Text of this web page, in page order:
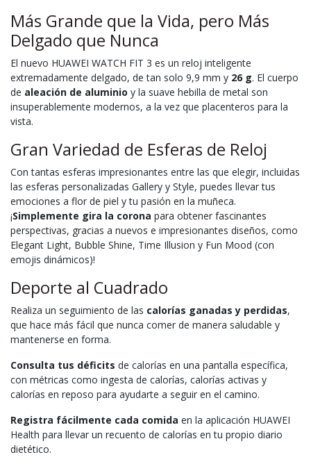
Más Grande que la Vida, pero Más
Delgado que Nunca
El nuevo HUAWEI WATCH FIT 3 es un reloj inteligente
extremadamente delgado, de tan solo 9,9 mm y 26 g. El cuerpo
de aleación de aluminio y la suave hebilla de metal son
insuperablemente modernos, a la vez que placenteros para la
vista.
Gran Variedad de Esferas de Reloj
Con tantas esferas impresionantes entre las que elegir, incluidas
las esferas personalizadas Gallery y Style, puedes llevar tus
emociones a flor de piel y tu pasión en la muñeca.
¡Simplemente gira la corona para obtener fascinantes
perspectivas, gracias a nuevos e impresionantes diseños, como
Elegant Light, Bubble Shine, Time Illusion y Fun Mood (con
emojis dinámicos)!
Deporte al Cuadrado
Realiza un seguimiento de las calorías ganadas y perdidas,
que hace más fácil que nunca comer de manera saludable y
mantenerse en forma.
Consulta tus déficits de calorías en una pantalla específica,
con métricas como ingesta de calorías, calorías activas y
calorías en reposo para ayudarte a seguir en el camino.
Registra fácilmente cada comida en la aplicación HUAWEI
Health para llevar un recuento de calorías en tu propio diario
dietético.